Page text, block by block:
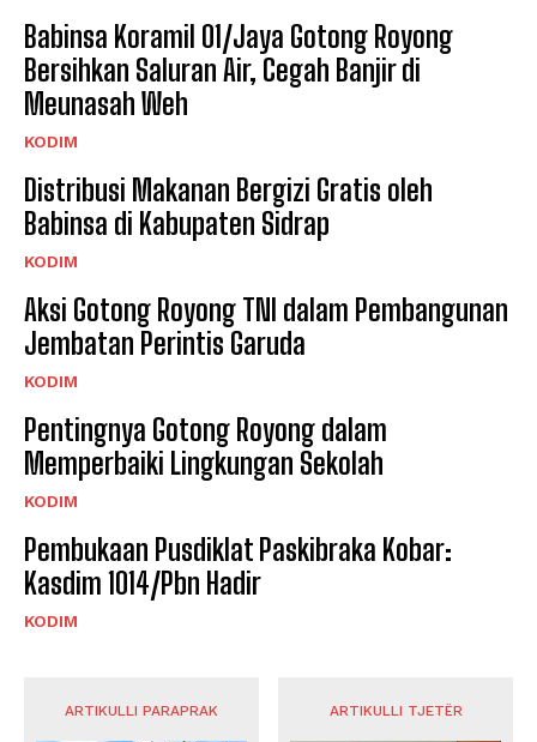
Babinsa Koramil 01/Jaya Gotong Royong
Bersihkan Saluran Air, Cegah Banjir di
Meunasah Weh
KODIM
Distribusi Makanan Bergizi Gratis oleh
Babinsa di Kabupaten Sidrap
KODIM
Aksi Gotong Royong TNI dalam Pembangunan
Jembatan Perintis Garuda
KODIM
Pentingnya Gotong Royong dalam
Memperbaiki Lingkungan Sekolah
KODIM
Pembukaan Pusdiklat Paskibraka Kobar:
Kasdim 1014/Pbn Hadir
KODIM
ARTIKULLI PARAPRAK ARTIKULLI TJETËR